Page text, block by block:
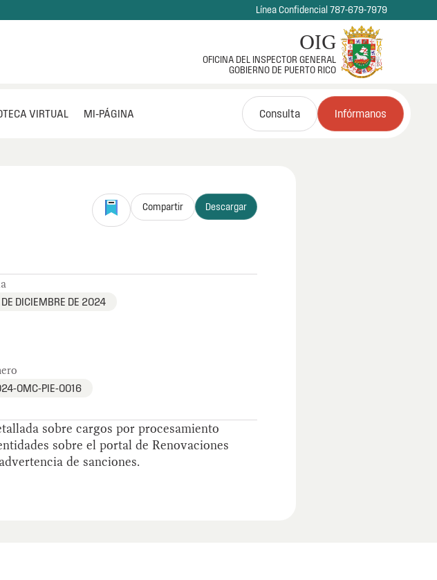
Línea Confidencial 787-679-7979
OIG
OFICINA DEL INSPECTOR GENERAL
GOBIERNO DE PUERTO RICO
VIRTUAL MI‑PÁGINA Consulta Infórmanos
Compartir Descargar
DICIEMBRE DE 2024
OMC-PIE-0016
sobre cargos por procesamiento
sobre el portal de Renovaciones
de sanciones.